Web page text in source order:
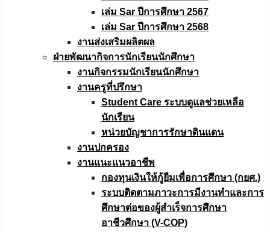
เล่ม Sar ปีการศึกษา 2567
เล่ม Sar ปีการศึกษา 2568
งานส่งเสริมผลิตผล
ฝ่ายพัฒนากิจการนักเรียนนักศึกษา
งานกิจกรรมนักเรียนนักศึกษา
งานครูที่ปรึกษา
Student Care ระบบดูแลช่วยเหลือ
นักเรียน
หน่วยบัญชาการรักษาดินแดน
งานปกครอง
งานแนะแนวอาชีพ
กองทุนเงินให้กู้ยืมเพื่อการศึกษา (กยศ.)
ระบบติดตามภาวะการมีงานทำและการ
ศึกษาต่อของผู้สำเร็จการศึกษา
อาชีวศึกษา (V-COP)